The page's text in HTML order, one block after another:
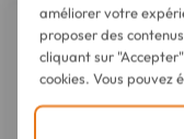
améliorer votre
proposer des
cliquant sur
cookies. Vous pouvez